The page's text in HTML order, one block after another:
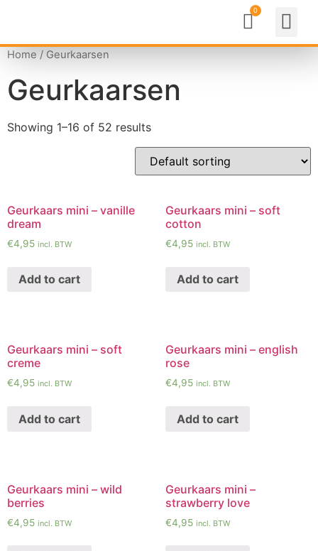
Home / Geurkaarsen
Geurkaarsen
Showing 1–16 of 52 results
Geurkaars mini – vanille
dream
€4,95 incl. BTW
Add to cart
Geurkaars mini – soft
cotton
€4,95 incl. BTW
Add to cart
Geurkaars mini – soft
creme
€4,95 incl. BTW
Add to cart
Geurkaars mini – english
rose
€4,95 incl. BTW
Add to cart
Geurkaars mini – wild
berries
€4,95 incl. BTW
Geurkaars mini –
strawberry love
€4,95 incl. BTW